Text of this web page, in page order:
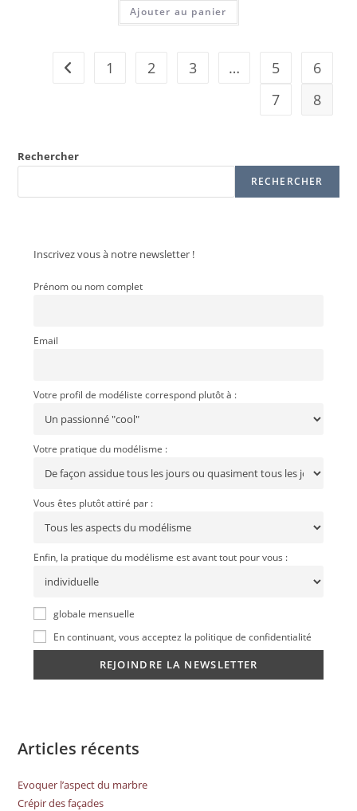
Ajouter au panier
1 2 3 … 5
6
7
8
Rechercher
RECHERCHER
Inscrivez vous à notre newsletter !
Prénom ou nom complet
Email
Votre profil de modéliste correspond plutôt à :
Votre pratique du modélisme :
Vous êtes plutôt attiré par :
Enfin, la pratique du modélisme est avant tout pour vous :
globale mensuelle
En continuant, vous acceptez la politique de confidentialité
Articles récents
Evoquer l’aspect du marbre
Crépir des façades